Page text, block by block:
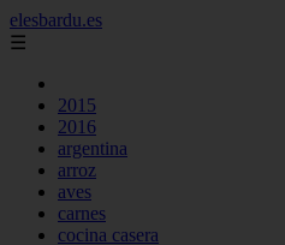
elesbardu.es
☰
2015
2016
argentina
arroz
aves
carnes
cocina casera